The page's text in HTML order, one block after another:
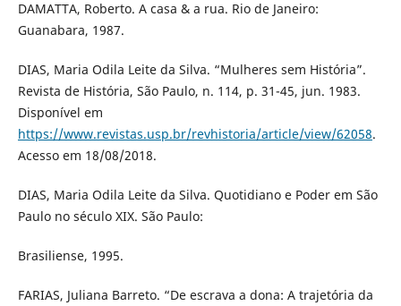
DAMATTA, Roberto. A casa & a rua. Rio de Janeiro:
Guanabara, 1987.
DIAS, Maria Odila Leite da Silva. “Mulheres sem História”.
Revista de História, São Paulo, n. 114, p. 31-45, jun. 1983.
Disponível em
https://www.revistas.usp.br/revhistoria/article/view/62058.
Acesso em 18/08/2018.
DIAS, Maria Odila Leite da Silva. Quotidiano e Poder em São
Paulo no século XIX. São Paulo:
Brasiliense, 1995.
FARIAS, Juliana Barreto. “De escrava a dona: A trajetória da